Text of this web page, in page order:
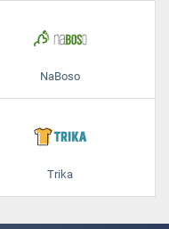
NaBoso
Trika